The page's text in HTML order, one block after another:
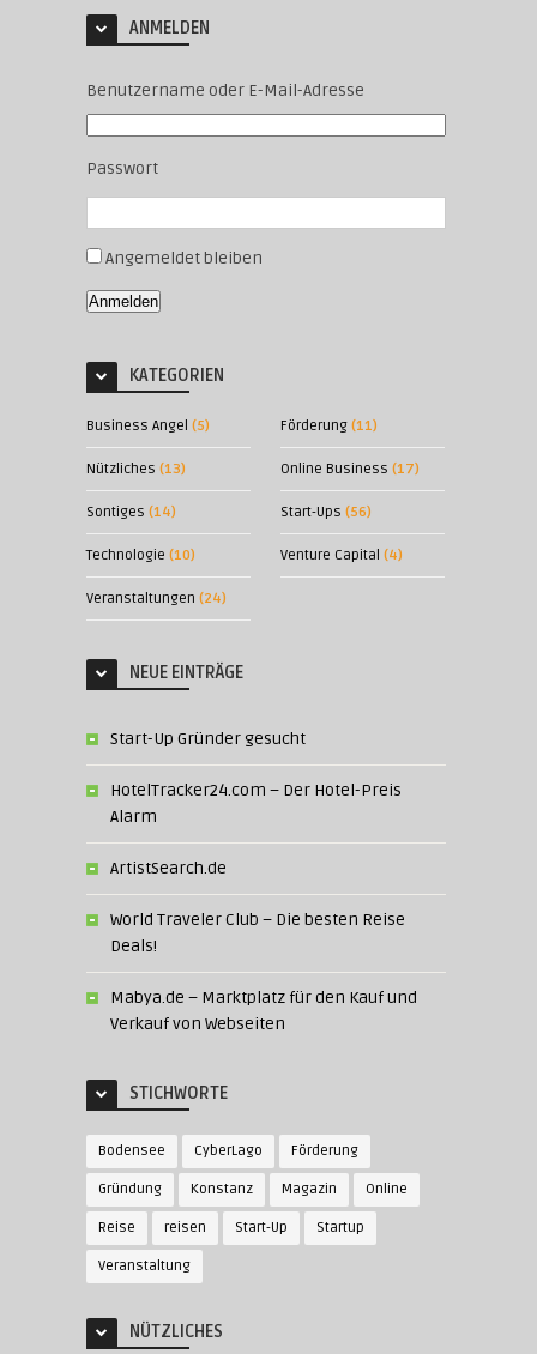
ANMELDEN
Benutzername oder E-Mail-Adresse
Passwort
Angemeldet bleiben
Anmelden
KATEGORIEN
Business Angel (5) Förderung(11)
Nützliches (13) Online Business (17)
Sontiges (14) Start-Ups (56)
Technologie (10) Venture Capital (4)
Veranstaltungen (24)
NEUE EINTRÄGE
Start-Up Gründer gesucht
HotelTracker24.com – Der Hotel-Preis
Alarm
ArtistSearch.de
World Traveler Club – Die besten Reise
Deals!
Mabya.de – Marktplatz für den Kauf und
Verkauf von Webseiten
STICHWORTE
Bodensee CyberLago Förderung
Gründung Konstanz Magazin Online
Reise reisen Start-Up Startup
Veranstaltung
NÜTZLICHES